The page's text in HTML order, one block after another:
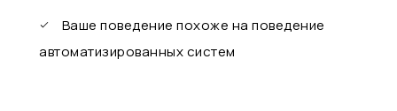
Ваше поведение похоже на поведение
автоматизированных систем